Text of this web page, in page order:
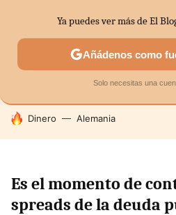
SECTORES ECONOMÍA
HOY SE HABLA DE
Dinero Alemania
Es el momento de
spreads de la deuda
Ya puedes ver más de El
Añádenos como
Solo necesitas una